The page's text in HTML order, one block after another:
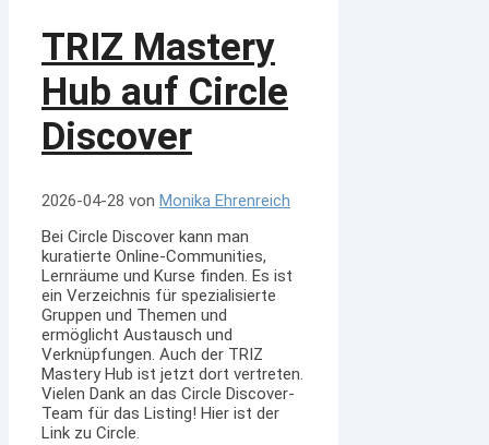
TRIZ Mastery
Hub auf Circle
Discover
2026-04-28 von Monika Ehrenreich
Bei Circle Discover kann man
kuratierte Online-Communities,
Lernräume und Kurse finden. Es ist
ein Verzeichnis für spezialisierte
Gruppen und Themen und
ermöglicht Austausch und
Verknüpfungen. Auch der TRIZ
Mastery Hub ist jetzt dort vertreten.
Vielen Dank an das Circle Discover-
Team für das Listing! Hier ist der
Link zu Circle.